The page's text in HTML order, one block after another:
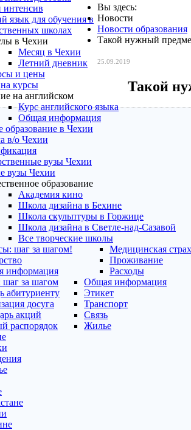
интенсив
язык для обучения в
школах
в Чехии
Месяц в Чехии
Летний дневник
и цены
курсы
на английском
Курс английского языка
Общая информация
в Чехии
в/о Чехии
вузы Чехии
вузы Чехии
образование
Академия кино
Школа дизайна в Бехине
Школа скульптуры в Горжице
Школа дизайна в Светле-над-Сазавой
Все творческие школы
шаг за шагом!
информация
Медицинская
Проживание
Расходы
шаг за шагом
абитуриенту
досуга
акций
распорядок
Общая информация
Этикет
Транспорт
Связь
Жилье
Вы здесь:
Новости
Новости образования
Такой нужный
25.09.2019
Такой